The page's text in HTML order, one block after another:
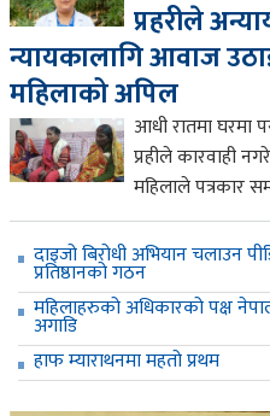
प्रहरीले
न्यायकालागि आवाज
महिलाको अपिल
आधी रातमा घरमा
प्रहीले कारवाही
महिलाले पत्रकार
दाइजो बिरोधी अभियान चलाउन
प्रतिष्ठानको गठन
महिलाहरुको अधिकारको पक्ष
अगाडि
हाफ म्याराथनमा महतो प्रथम